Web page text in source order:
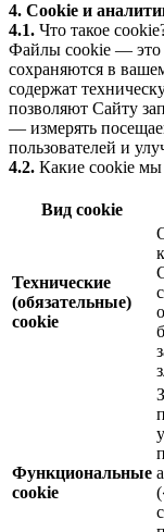
4. Cookie и
4.1. Что такое
Файлы cookie — это
сохраняются в
содержат
позволяют Сайту
— измерять
пользователей и
4.2. Какие cookie мы
Вид cookie
Технические
(обязательные)
cookie
Функциональные
cookie